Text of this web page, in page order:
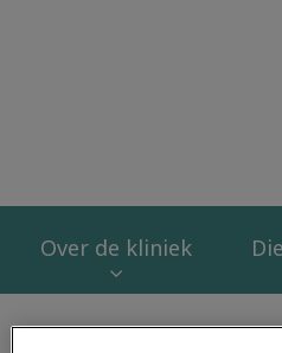
Over de kliniek